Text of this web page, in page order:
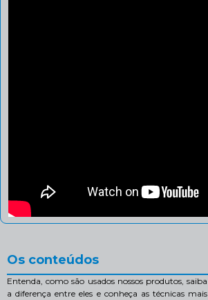
Os conteúdos
Entenda, como são usados nossos produtos, saiba
a diferença entre eles e conheça as técnicas mais